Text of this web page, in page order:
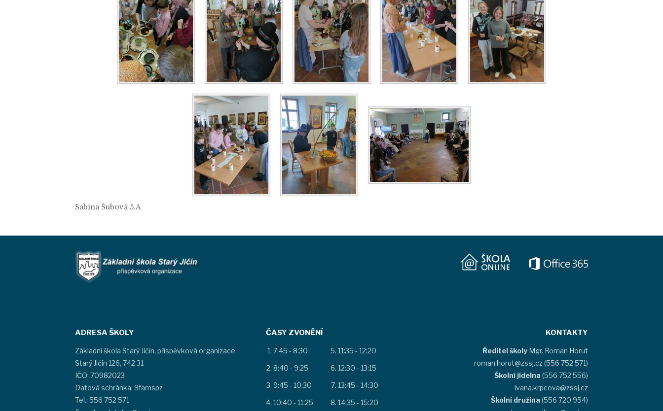
Sabina Šubová 5.A
ADRESA ŠKOLY
Základní škola Starý Jičín, příspěvková organizace
Starý Jičín 126, 742 31
IČO: 70982023
Datová schránka: 9famspz
Tel.: 556 752 571
ČASY ZVONĚNÍ
7:45 - 8:30
8:40 - 9:25
9:45 - 10:30
10:40 - 11:25
11:35 - 12:20
12:30 - 13:15
13:45 - 14:30
14:35 - 15:20
KONTAKTY
Ředitel školy Mgr. Roman Horut
roman.horut@zssj.cz (556 752 571)
Školní jídelna (556 752 556)
ivana.krpcova@zssj.cz
Školní družina (556 720 954)